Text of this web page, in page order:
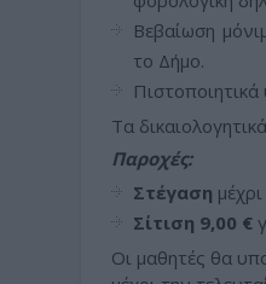
Βεβαίωση
το Δήμο.
Τα
Παροχές:
Στέγαση μέχρι
Σίτιση 9,00 €
Οι μαθητές θα